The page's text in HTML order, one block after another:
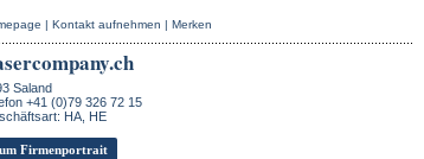
| Kontakt aufnehmen | Merken
Saland
+41 (0)79 326 72 15
HA, HE
Firmenportrait